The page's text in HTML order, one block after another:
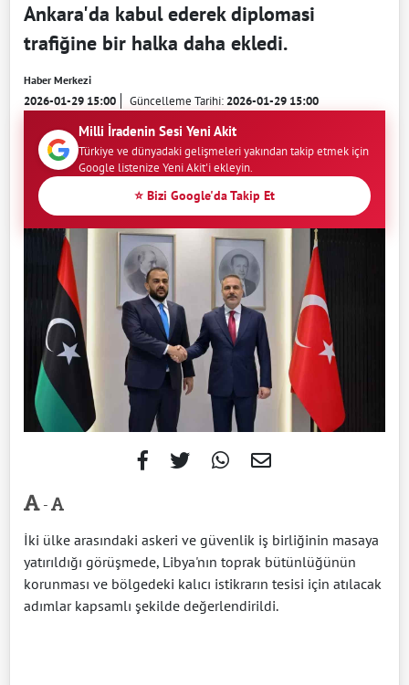
Ankara'da kabul ederek diplomasi
trafiğine bir halka daha ekledi.
Haber Merkezi
2026-01-29 15:00 Güncelleme Tarihi:2026-01-29 15:00
Milli İradenin Sesi Yeni Akit
Türkiye ve dünyadaki gelişmeleri yakından takip etmek için
Google listenize Yeni Akit'i ekleyin.
⭐ Bizi Google'da Takip Et
-
İki ülke arasındaki askeri ve güvenlik iş birliğinin masaya
yatırıldığı görüşmede, Libya'nın toprak bütünlüğünün
korunması ve bölgedeki kalıcı istikrarın tesisi için atılacak
adımlar kapsamlı şekilde değerlendirildi.